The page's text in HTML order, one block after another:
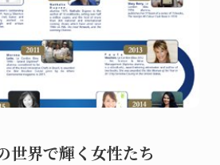
世界で輝く女性たち